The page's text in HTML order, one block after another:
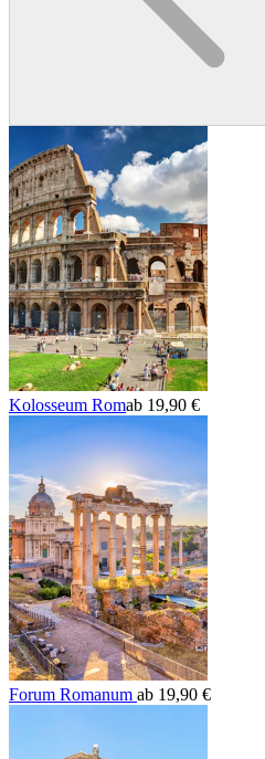
Kolosseum Romab 19,90 €
Forum Romanum ab 19,90 €